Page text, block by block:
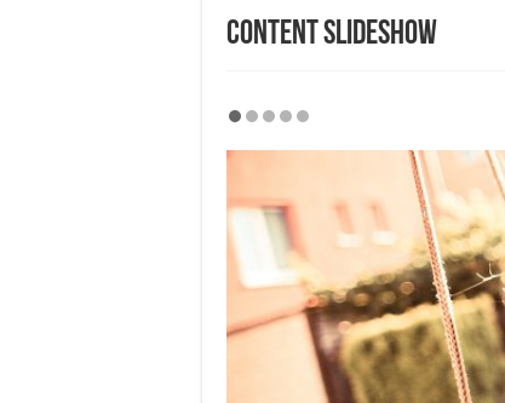
Content SlideShow